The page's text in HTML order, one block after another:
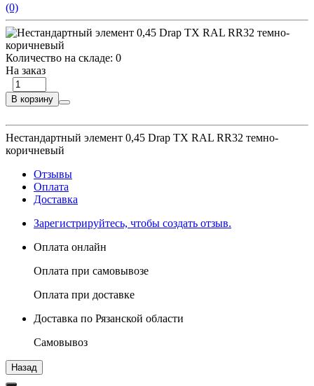
(0)
Количество на складе: 0
На заказ
В корзину
Нестандартный элемент 0,45 Drap TX RAL RR32 темно-
коричневый
Отзывы
Оплата
Доставка
Зарегистрируйтесь, чтобы создать отзыв.
Оплата онлайн
Оплата при самовывозе
Оплата при доставке
Доставка по Рязанской области
Самовывоз